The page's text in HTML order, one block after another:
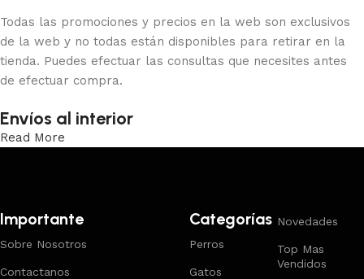
Todas las promociones y precios en la web son exclusivos
de la web y no todas están disponibles para retirar en la
tienda. Puedes efectuar las consultas que necesites antes
de efectuar compra.
Envíos al interior
Read More
Importante
Sobre Nosotros
Contactanos
Categorías
Perros
Gatos
Novedades
Top Mas
Vendidos